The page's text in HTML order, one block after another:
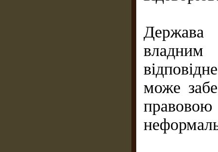
Держава
владним
може